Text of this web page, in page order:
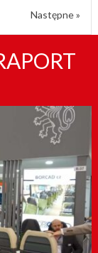
Następne »